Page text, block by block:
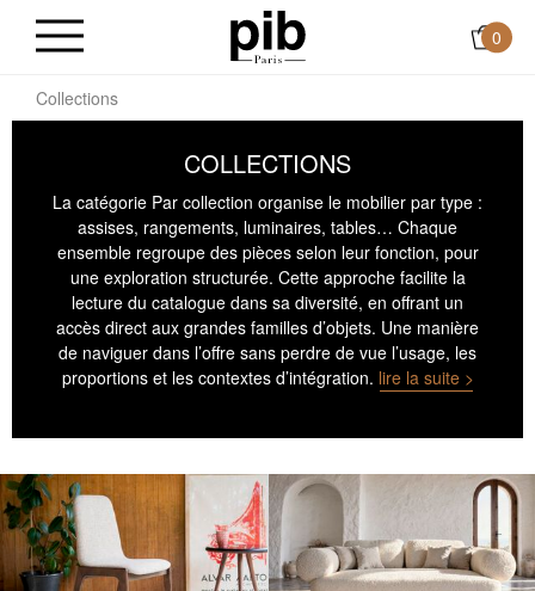
0
Collections
COLLECTIONS
La catégorie Par collection organise le mobilier par type :
assises, rangements, luminaires, tables… Chaque
ensemble regroupe des pièces selon leur fonction, pour
une exploration structurée. Cette approche facilite la
lecture du catalogue dans sa diversité, en offrant un
accès direct aux grandes familles d’objets. Une manière
de naviguer dans l’offre sans perdre de vue l’usage, les
proportions et les contextes d’intégration. lire la suite >